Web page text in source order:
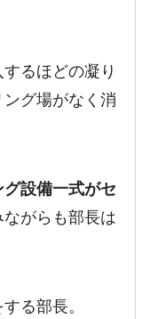
るほどの凝り
グ場がなく消
設備一式がセ
ながらも部長は
る部長。